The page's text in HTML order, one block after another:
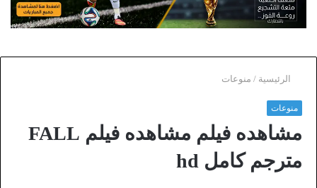
الرئيسية / منوعات
منوعات
مشاهده فيلم مشاهده فيلم FALL
مترجم كامل hd